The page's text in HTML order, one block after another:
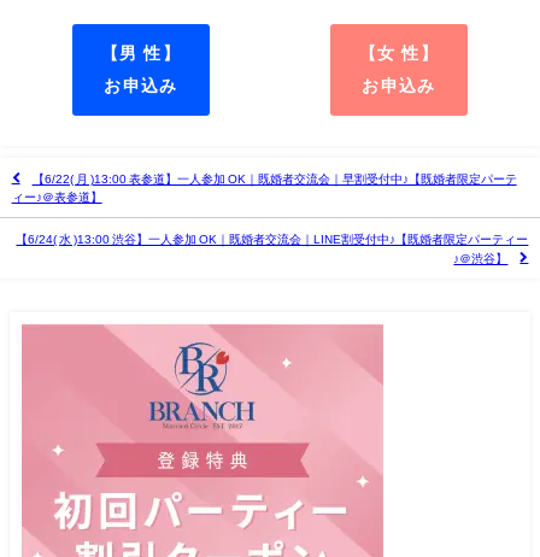
【男 性】
お申込み
【女 性】
お申込み
【6/22( 月 )13:00 表参道】一人参加 OK｜既婚者交流会｜早割受付中♪【既婚者限定パーテ
ィー♪＠表参道】
【6/24( 水 )13:00 渋谷】一人参加 OK｜既婚者交流会｜LINE割受付中♪【既婚者限定パーティー
♪＠渋谷】